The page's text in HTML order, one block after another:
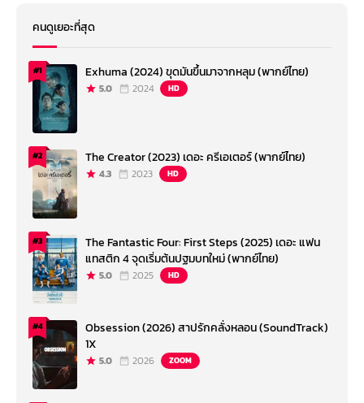
คนดูเยอะที่สุด
#1 Exhuma (2024) ขุดมันขึ้นมาจากหลุม (พากย์ไทย)
5.0 2024 HD
#2 The Creator (2023) เดอะ ครีเอเตอร์ (พากย์ไทย)
4.3 2023 HD
#3
The Fantastic Four: First Steps (2025) เดอะ แฟน
แทสติก 4 จุดเริ่มต้นปฐมบทใหม่ (พากย์ไทย)
5.0 2025 HD
#4
Obsession (2026) สาปรักคลั่งหลอน (SoundTrack)
1X
5.0 2026 ZOOM